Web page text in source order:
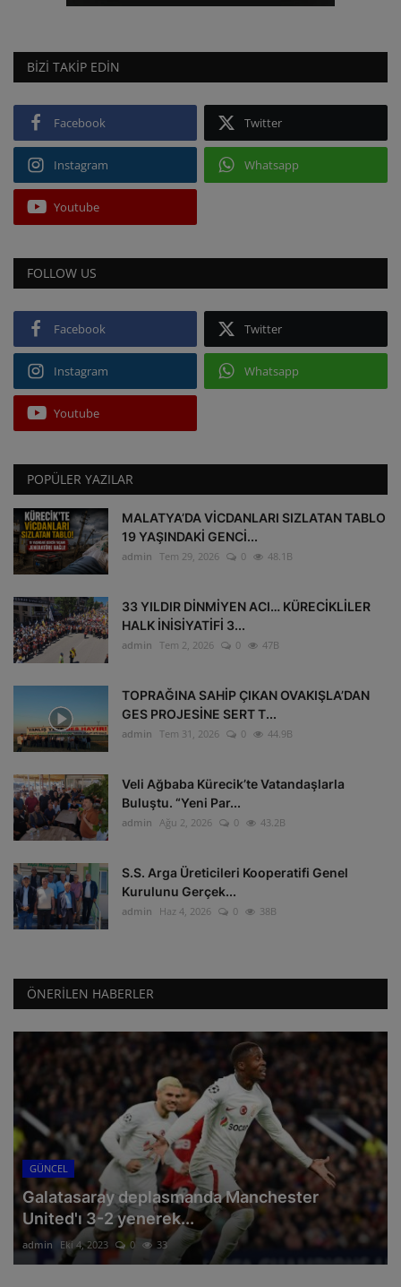
BIZI TAKIP EDIN
Facebook Twitter
Instagram Whatsapp
Youtube
FOLLOW US
Facebook Twitter
Instagram Whatsapp
Youtube
POPÜLER YAZILAR
MALATYA’DA VİCDANLARI SIZLATAN TABLO
19 YAŞINDAKİ GENCİ...
admin Tem 29, 2026 0 48.1B
33 YILDIR DİNMİYEN ACI… KÜRECİKLİLER
HALK İNİSİYATİFİ 3...
admin Tem 2, 2026 0 47B
TOPRAĞINA SAHİP ÇIKAN OVAKIŞLA’DAN
GES PROJESİNE SERT T...
admin Tem 31, 2026 0 44.9B
Veli Ağbaba Kürecik’te Vatandaşlarla
Buluştu. “Yeni Par...
admin Ağu 2, 2026 0 43.2B
S.S. Arga Üreticileri Kooperatifi Genel
Kurulunu Gerçek...
admin Haz 4, 2026 0 38B
ÖNERILEN HABERLER
GÜNCEL
Galatasaray deplasmanda Manchester
United'ı 3-2 yenerek...
admin Eki 4, 2023 0 33